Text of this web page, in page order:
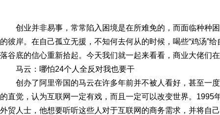
创业并非易事，常常陷入困境是在所难免的，而面临种种
的彼岸。在自己孤立无援，不知何去何从的时候，喝些“鸡汤”
落谷底的信心重新拾起。今天我们就一起来看看，商业大佬们
马云：哪怕24个人全反对我也要干
创办了阿里帝国的马云在许多年前并不被人看好，甚至一
的直觉，认为互联网一定有戏，而且一定可以改变世界。1995
外贸人士，他想要听听这些人对于互联网的商务需求，并将自